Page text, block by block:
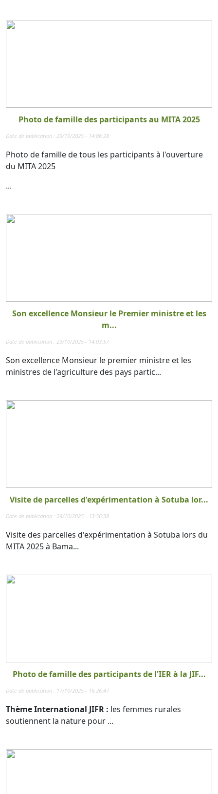
Photo de famille des participants au MITA 2025
Date de publication : 29/10/2025 - 14:06:28
Photo de famille de tous les participants à l'ouverture
du MITA 2025
...
Son excellence Monsieur le Premier ministre et les
m...
Date de publication : 29/10/2025 - 14:03:57
Son excellence Monsieur le premier ministre et les
ministres de l'agriculture des pays partic...
Visite de parcelles d'expérimentation à Sotuba lor...
Date de publication : 29/10/2025 - 13:56:38
Visite des parcelles d'expérimentation à Sotuba lors du
MITA 2025 à Bama...
Photo de famille des participants de l'IER à la JIF...
Date de publication : 17/10/2025 - 16:26:47
Thème International JIFR : les femmes rurales
soutiennent la nature pour ...